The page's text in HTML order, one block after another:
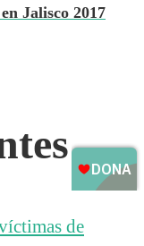
Jalisco 2017
de